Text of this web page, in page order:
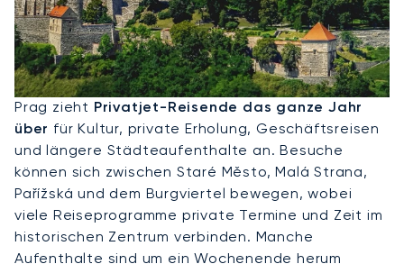
Privatjet Nach Prag
Prag zieht Privatjet-Reisende das ganze Jahr
über für Kultur, private Erholung, Geschäftsreisen
und längere Städteaufenthalte an. Besuche
können sich zwischen Staré Město, Malá Strana,
Pařížská und dem Burgviertel bewegen, wobei
viele Reiseprogramme private Termine und Zeit im
historischen Zentrum verbinden. Manche
Aufenthalte sind um ein Wochenende herum